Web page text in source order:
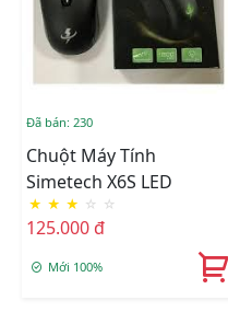
Đã bán: 230
Chuột Máy Tính
Simetech X6S LED
★ ★ ★ ☆ ☆
125.000 đ
Mới 100%